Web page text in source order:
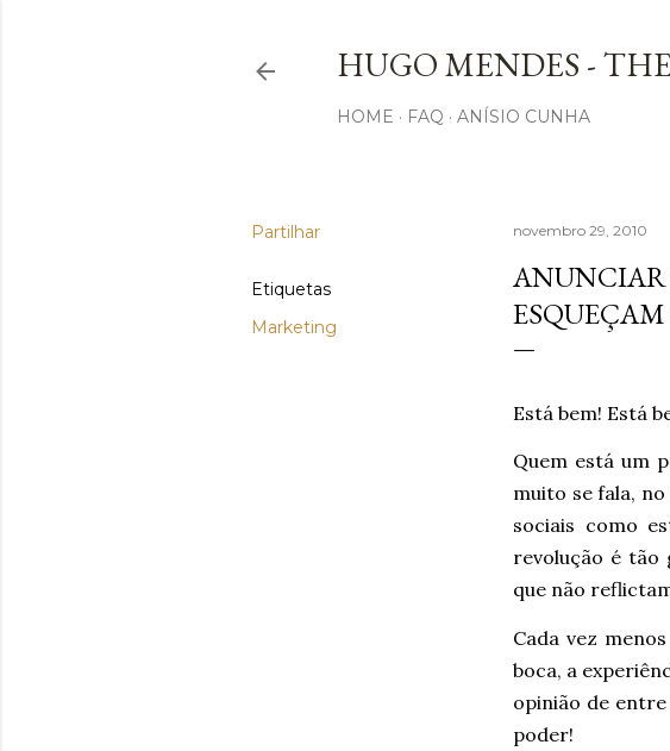
HUGO MENDES -
HOME FAQ ANÍSIO CUNHA
Partilhar
Etiquetas
Marketing
novembro 29, 2010
ANUNCIAR
ESQUEÇAM
Está bem! Está
Quem está um
muito se fala,
sociais como
revolução é tão
que não
Cada vez
boca, a
opinião de
poder!